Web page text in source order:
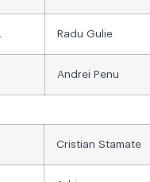
Radu Gulie
Andrei Penu
Cristian Stamate